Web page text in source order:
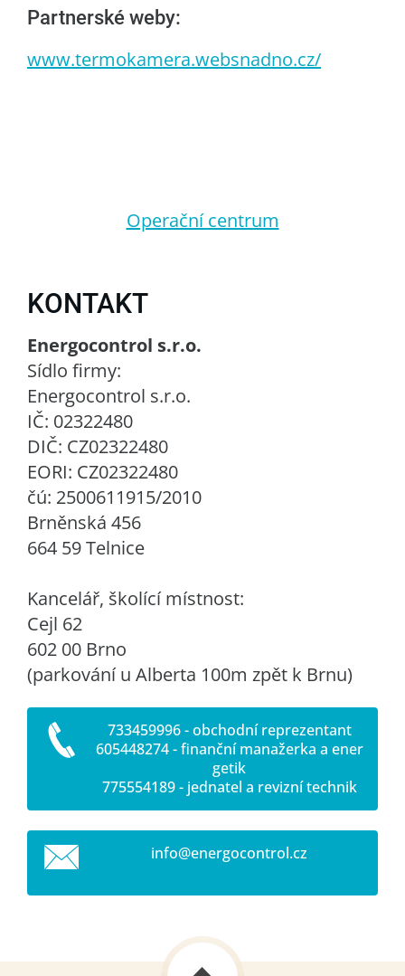
Partnerské weby:
www.termokamera.websnadno.cz/
Operační centrum
KONTAKT
Energocontrol s.r.o.
Sídlo firmy:
Energocontrol s.r.o.
IČ: 02322480
DIČ: CZ02322480
EORI: CZ02322480
čú: 2500611915/2010
Brněnská 456
664 59 Telnice
Kancelář, školící místnost:
Cejl 62
602 00 Brno
(parkování u Alberta 100m zpět k Brnu)
733459996 - obchodní reprezentant
605448274 - finanční manažerka a ener
getik
775554189 - jednatel a revizní technik
info@energocontrol.cz